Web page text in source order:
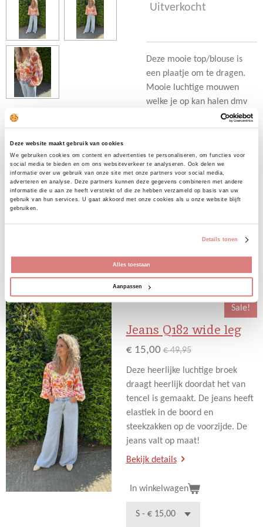
Deze website maakt gebruik van cookies
We gebruiken cookies om content en advertenties te personaliseren, om functies voor
social media te bieden en om ons websiteverkeer te analyseren. Ook delen we
informatie over uw gebruik van onze site met onze partners voor social media,
adverteren en analyse. Deze partners kunnen deze gegevens combineren met andere
informatie die u aan ze heeft verstrekt of die ze hebben verzameld op basis van uw
gebruik van hun services. U gaat akkoord met onze cookies als u onze website blijft
gebruiken.
Details tonen
Alles toestaan
Aanpassen
Uitverkocht
Deze mooie top/blouse is
een plaatje om te dragen.
Mooie luchtige mouwen
welke je op kan halen dmv
de elastiek onderin de
mouwen. De top valt op
haar eigen maat.
• 75% viscose
e
e
n
e
l
h
r
e
e
e
n
Sale!
Jeans Q182 wide leg
€ 15,00 € 49,95
Deze heerlijke luchtige broek
draagt heerlijk doordat het van
tencel is gemaakt. De jeans heeft
elastiek in de boord en
steekzakken op de voorzijde. De
jeans valt op maat!
Bekijk details
In winkelwagen